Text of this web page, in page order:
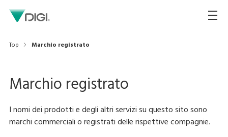
Top Marchio registrato
Marchio registrato
I nomi dei prodotti e degli altri servizi su questo sito sono
marchi commerciali o registrati delle rispettive compagnie.